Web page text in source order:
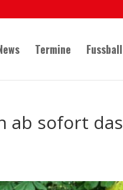
Termine Fussball
ab sofort das